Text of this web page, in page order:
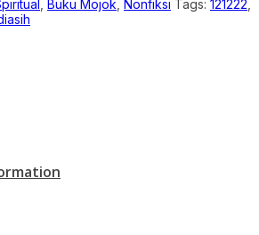
Buku Mojok Nonfiksi Tags: 121222